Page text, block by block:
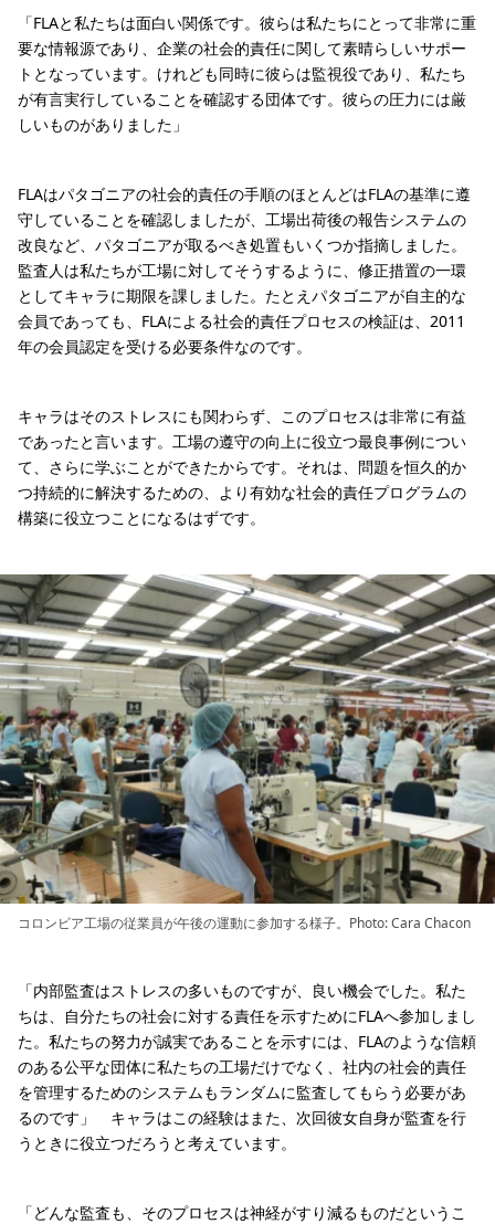
「FLAと私たちは面白い関係です。彼らは私たちにとって非常に重
要な情報源であり、企業の社会的責任に関して素晴らしいサポー
トとなっています。けれども同時に彼らは監視役であり、私たち
が有言実行していることを確認する団体です。彼らの圧力には厳
しいものがありました」
FLAはパタゴニアの社会的責任の手順のほとんどはFLAの基準に遵
守していることを確認しましたが、工場出荷後の報告システムの
改良など、パタゴニアが取るべき処置もいくつか指摘しました。
監査人は私たちが工場に対してそうするように、修正措置の一環
としてキャラに期限を課しました。たとえパタゴニアが自主的な
会員であっても、FLAによる社会的責任プロセスの検証は、2011
年の会員認定を受ける必要条件なのです。
キャラはそのストレスにも関わらず、このプロセスは非常に有益
であったと言います。工場の遵守の向上に役立つ最良事例につい
て、さらに学ぶことができたからです。それは、問題を恒久的か
つ持続的に解決するための、より有効な社会的責任プログラムの
構築に役立つことになるはずです。
コロンビア工場の従業員が午後の運動に参加する様子。Photo: Cara Chacon
「内部監査はストレスの多いものですが、良い機会でした。私た
ちは、自分たちの社会に対する責任を示すためにFLAへ参加しまし
た。私たちの努力が誠実であることを示すには、FLAのような信頼
のある公平な団体に私たちの工場だけでなく、社内の社会的責任
を管理するためのシステムもランダムに監査してもらう必要があ
るのです」 キャラはこの経験はまた、次回彼女自身が監査を行
うときに役立つだろうと考えています。
「どんな監査も、そのプロセスは神経がすり減るものだというこ